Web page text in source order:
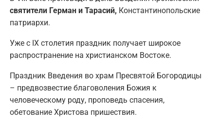
святители Герман и Тарасий, Константинопольские
патриархи.
Уже с IX столетия праздник получает широкое
распространение на христианском Востоке.
Праздник Введения во храм Пресвятой Богородицы
– предвозвестие благоволения Божия к
человеческому роду, проповедь спасения,
обетование Христова пришествия.